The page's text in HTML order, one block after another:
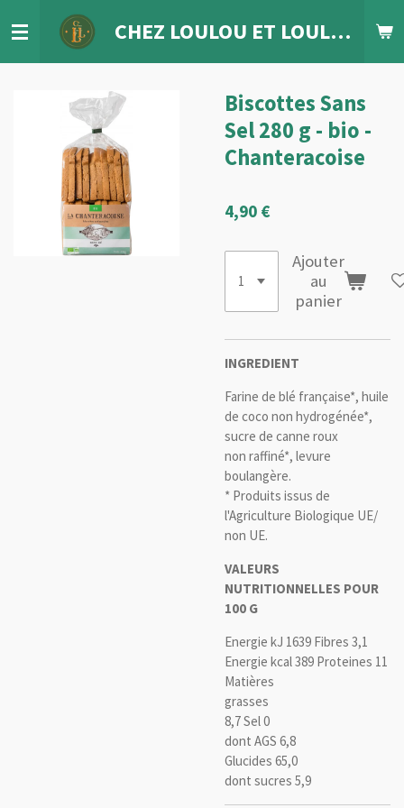
au
CHEZ LOULOU ET LOULETTE
Biscottes Sans
Sel 280 g - bio -
Chanteracoise
4,90 €
Ajouter
au
panier
INGREDIENT
Farine de blé française*, huile
de coco non hydrogénée*,
sucre de canne roux
non raffiné*, levure
boulangère.
* Produits issus de
l'Agriculture Biologique UE/
non UE.
VALEURS
NUTRITIONNELLES POUR
100 G
Energie kJ 1639 Fibres 3,1
Energie kcal 389 Proteines 11
Matières
grasses
8,7 Sel 0
dont AGS 6,8
Glucides 65,0
dont sucres 5,9